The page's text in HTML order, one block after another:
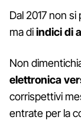
Dal 2017 non
ma diindici di
Non
elettronica
corrispettivi
entrate per la